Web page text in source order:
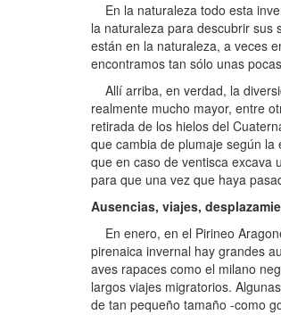
En la naturaleza todo esta
la naturaleza para descubrir
están en la naturaleza, a veces
encontramos tan sólo unas
Allí arriba, en verdad, la
realmente mucho mayor, entre
retirada de los hielos del
que cambia de plumaje según
que en caso de ventisca excava
para que una vez que haya
Ausencias, viajes,
En enero, en el Pirineo
pirenaica invernal hay grandes
aves rapaces como el milano
largos viajes migratorios.
de tan pequeño tamaño -como